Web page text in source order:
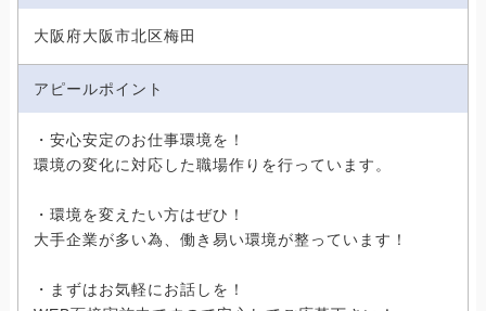
大阪府大阪市北区梅田
アピールポイント
・安心安定のお仕事環境を！
環境の変化に対応した職場作りを行っています。
・環境を変えたい方はぜひ！
大手企業が多い為、働き易い環境が整っています！
・まずはお気軽にお話しを！